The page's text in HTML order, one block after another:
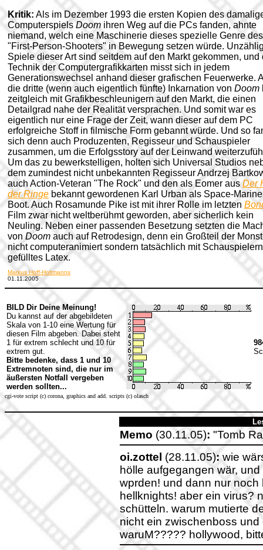
Kritik: Als im Dezember 1993 die ersten Kopien des
Computerspiels Doom ihren Weg auf die PCs fanden, ahnte
niemand, welch eine Maschinerie dieses spezielle Genre des
"First-Person-Shooters" in Bewegung setzen würde.
Spiele dieser Art sind seitdem auf den Markt gekommen, und
Technik der Computergrafikkarten misst sich in jedem
Generationswechsel anhand dieser grafischen Feuerwerke.
die dritte (wenn auch eigentlich fünfte) Inkarnation von Doom
zeitgleich mit Grafikbeschleunigern auf den Markt, die einen
Detailgrad nahe der Realität versprachen. Und somit war es
eigentlich nur eine Frage der Zeit, wann dieser auf dem PC
erfolgreiche Stoff in filmische Form gebannt würde. Und so
sich denn auch Produzenten, Regisseur und Schauspieler
zusammen, um die Erfolgsstory auf der Leinwand
Um das zu bewerkstelligen, holten sich Universal Studios
dem zumindest nicht unbekannten Regisseur Andrzej
auch Action-Veteran "The Rock" und den als Eomer ausDer
der Ringe bekannt gewordenen Karl Urban als Space-
Boot. Auch Rosamunde Pike ist mit ihrer Rolle im letzten
Film zwar nicht weltberühmt geworden, aber sicherlich kein
Neuling. Neben einer passenden Besetzung setzten die
von Doom auch auf Retrodesign, denn ein Großteil der
nicht computeranimiert sondern tatsächlich mit Schauspielern
gefülltes Latex.
Markus Hoff-Holtmanns
01.11.2005
BILD Dir Deine Meinung!
Du kannst auf der abgebildeten
Skala von 1-10 eine Wertung für
diesen Film abgeben. Dabei steht
1 für extrem schlecht und 10 für
extrem gut.
Bitte bedenke, dass 1 und 10
Extremnoten sind, die nur im
äußersten Notfall vergeben
werden sollten...
cgi-vote script (c) corona, graphics and add. scripts (c) olasch
Memo (30.11.05): "Tomb
oi.zottel (28.11.05): wie
hölle aufgegangen wär,
wprden! und dann nur
hellknights! aber ein virus?
schütteln. warum mutierte
nicht ein zwischenboss
waruM????? hollywood,